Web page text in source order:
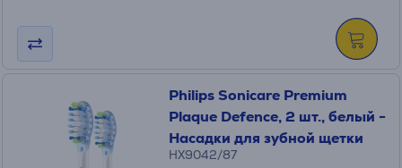
Philips Sonicare Premium
Plaque Defence, 2 шт., белый -
Насадки для зубной щетки
HX9042/87